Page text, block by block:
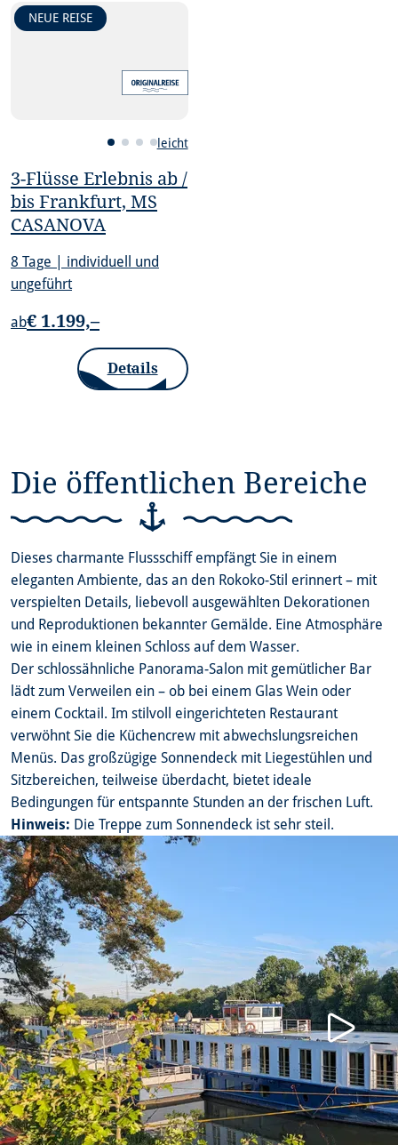
NEUE REISE
3-Flüsse Erlebnis ab /
bis Frankfurt, MS
CASANOVA
leicht
8 Tage | individuell und
ungeführt
Details
ab€ 1.199,–
Die öffentlichen Bereiche
Dieses charmante Flussschiff empfängt Sie in einem
eleganten Ambiente, das an den Rokoko-Stil erinnert – mit
verspielten Details, liebevoll ausgewählten Dekorationen
und Reproduktionen bekannter Gemälde. Eine Atmosphäre
wie in einem kleinen Schloss auf dem Wasser.
Der schlossähnliche Panorama-Salon mit gemütlicher Bar
lädt zum Verweilen ein – ob bei einem Glas Wein oder
einem Cocktail. Im stilvoll eingerichteten Restaurant
verwöhnt Sie die Küchencrew mit abwechslungsreichen
Menüs. Das großzügige Sonnendeck mit Liegestühlen und
Sitzbereichen, teilweise überdacht, bietet ideale
Bedingungen für entspannte Stunden an der frischen Luft.
Hinweis: Die Treppe zum Sonnendeck ist sehr steil.